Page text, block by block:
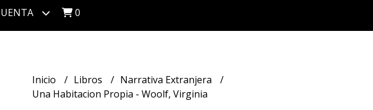
0
Inicio Libros
Narrativa Extranjera
Una Habitacion Propia - Woolf, Virginia